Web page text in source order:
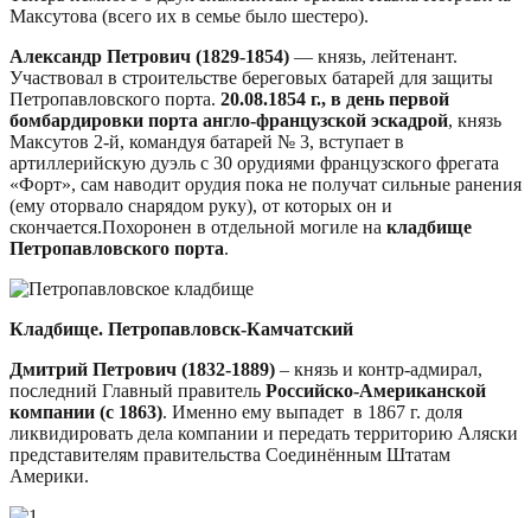
Максутова (всего их в семье было шестеро).
Александр Петрович (1829-1854) — князь, лейтенант.
Участвовал в строительстве береговых батарей для защиты
Петропавловского порта. 20.08.1854 г., в день первой
бомбардировки порта англо-французской эскадрой, князь
Максутов 2-й, командуя батарей № 3, вступает в
артиллерийскую дуэль с 30 орудиями французского фрегата
«Форт», сам наводит орудия пока не получат сильные ранения
(ему оторвало снарядом руку), от которых он и
скончается.Похоронен в отдельной могиле на кладбище
Петропавловского порта.
Кладбище. Петропавловск-Камчатский
Дмитрий Петрович (1832-1889) – князь и контр-адмирал,
последний Главный правитель Российско-Американской
компании (с 1863). Именно ему выпадет в 1867 г. доля
ликвидировать дела компании и передать территорию Аляски
представителям правительства Соединённым Штатам
Америки.